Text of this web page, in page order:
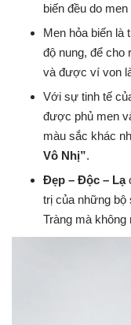
biến đều do
Men hỏa biến là
độ nung, để cho
và được ví von
Với sự tinh tế
được phủ men
màu sắc khác
Vô Nhị”.
Đẹp – Độc – Lạ
trị của những bộ
Tràng mà